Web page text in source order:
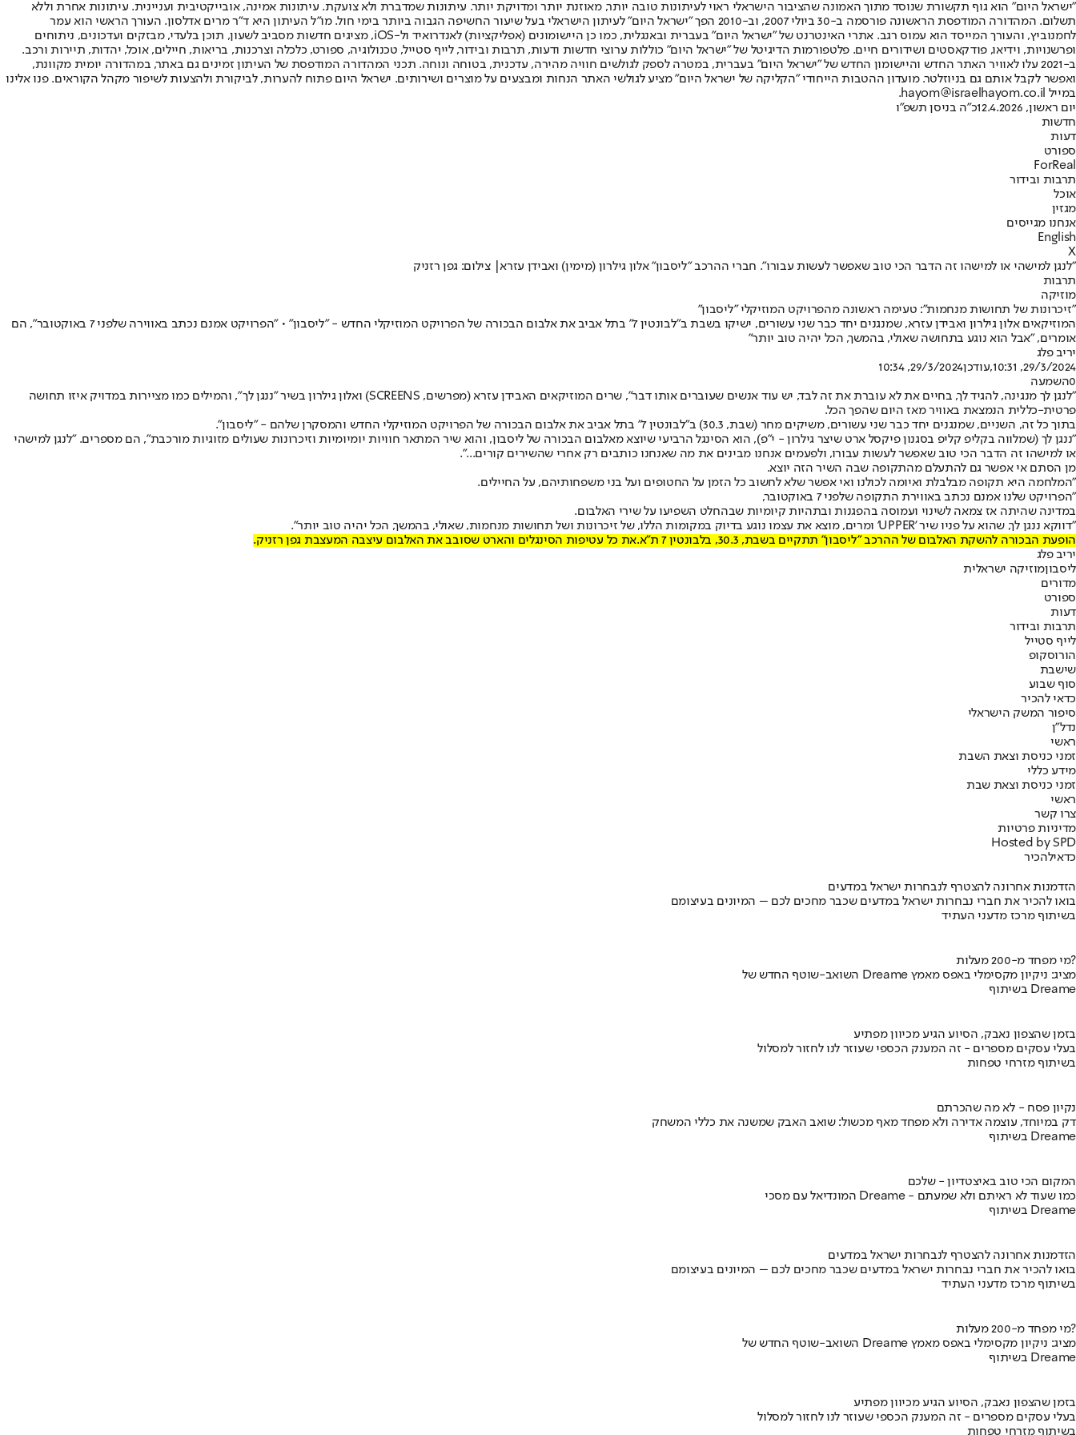
"ישראל היום" הוא גוף תקשורת שנוסד מתוך האמונה שהציבור הישראלי ראוי לעיתונות טובה יותר, מאוזנת יותר ומדויקת יותר. עיתונות שמדברת ולא צועקת. עיתונות אמינה, אובייקטיבית ועניינית. עיתונות אחרת וללא
תשלום. המהדורה המודפסת הראשונה פורסמה ב-30 ביולי 2007, וב-2010 הפך "ישראל היום" לעיתון הישראלי בעל שיעור החשיפה הגבוה ביותר בימי חול. מו"ל העיתון היא ד"ר מרים אדלסון. העורך הראשי הוא עמר
לחמנוביץ, והעורך המייסד הוא עמוס רגב. אתרי האינטרנט של "ישראל היום" בעברית ובאנגלית, כמו כן היישומונים (אפליקציות) לאנדרואיד ול-iOS, מציגים חדשות מסביב לשעון, תוכן בלעדי, מבזקים ועדכונים, ניתוחים
ופרשנויות, וידיאו, פודקאסטים ושידורים חיים. פלטפורמות הדיגיטל של "ישראל היום" כוללות ערוצי חדשות ודעות, תרבות ובידור, לייף סטייל, טכנולוגיה, ספורט, כלכלה וצרכנות, בריאות, חיילים, אוכל, יהדות, תיירות ורכב.
ב-2021 עלו לאוויר האתר החדש והיישומון החדש של "ישראל היום" בעברית, במטרה לספק לגולשים חוויה מהירה, עדכנית, בטוחה ונוחה. תכני המהדורה המודפסת של העיתון זמינים גם באתר, במהדורה יומית מקוונת,
ואפשר לקבל אותם גם בניוזלטר. מועדון ההטבות הייחודי "הקליקה של ישראל היום" מציע לגולשי האתר הנחות ומבצעים על מוצרים ושירותים. ישראל היום פתוח להערות, לביקורת ולהצעות לשיפור מקהל הקוראים. פנו אלינו
במייל hayom@israelhayom.co.il.
יום ראשון, 12.4.2026
כ"ה בניסן תשפ"ו
חדשות
דעות
ספורט
ForReal
תרבות ובידור
אוכל
מגזין
אנחנו מגייסים
English
X
"לנגן למישהי או למישהו זה הדבר הכי טוב שאפשר לעשות עבורו". חברי ההרכב "ליסבון" אלון גילרון (מימין) ואבידן עזרא| צילום: גפן רזניק
תרבות
מוזיקה
"זיכרונות של תחושות מנחמות": טעימה ראשונה מהפרויקט המוזיקלי "ליסבון"
המוזיקאים אלון גילרון ואבידן עזרא, שמנגנים יחד כבר שני עשורים, ישיקו בשבת ב"לבונטין 7" בתל אביב את אלבום הבכורה של הפרויקט המוזיקלי החדש - "ליסבון" • "הפרויקט אמנם נכתב באווירה שלפני 7 באוקטובר", הם
אומרים, "אבל הוא נוגע בתחושה שאולי, בהמשך, הכל יהיה טוב יותר"
יריב פלג
29/3/2024, 10:31
,עודכן29/3/2024, 10:34
0השמעה
"לנגן לך מנגינה, להגיד לך, בחיים את לא עוברת את זה לבד, יש עוד אנשים שעוברים אותו דבר", שרים המוזיקאים האבידן עזרא (מפרשים, SCREENS) ואלון גילרון בשיר "ננגן לך", והמילים כמו מציירות במדויק איזו תחושה
פרטית-כללית הנמצאת באוויר מאז היום שהפך הכל.
בתוך כל זה, השניים, שמנגנים יחד כבר שני עשורים, משיקים מחר (שבת, 30.3) ב"לבונטין 7" בתל אביב את אלבום הבכורה של הפרויקט המוזיקלי החדש והמסקרן שלהם - "ליסבון".
"ננגן לך (שמלווה בקליפ קליפ בסגנון פיקסל ארט שיצר גילרון - י"פ), הוא הסינגל הרביעי שיוצא מאלבום הבכורה של ליסבון, והוא שיר המתאר חוויות יומיומיות וזיכרונות שעולים מזוגיות מורכבת", הם מספרים. "לנגן למישהי
או למישהו זה הדבר הכי טוב שאפשר לעשות עבורו, ולפעמים אנחנו מבינים את מה שאנחנו כותבים רק אחרי שהשירים קורים...".
מן הסתם אי אפשר גם להתעלם מהתקופה שבה השיר הזה יוצא.
"המלחמה היא תקופה מבלבלת ואיומה לכולנו ואי אפשר שלא לחשוב כל הזמן על החטופים ועל בני משפחותיהם, על החיילים.
"הפרויקט שלנו אמנם נכתב באווירת התקופה שלפני 7 באוקטובר,
במדינה שהיתה אז צמאה לשינוי ועמוסה בהפגנות ובתהיות קיומיות שבהחלט השפיעו על שירי האלבום.
"דווקא ננגן לך, שהוא על פניו שיר 'UPPER' ומרים, מוצא את עצמו נוגע בדיוק במקומות הללו, של זיכרונות ושל תחושות מנחמות, שאולי, בהמשך, הכל יהיה טוב יותר".
הופעת הבכורה להשקת האלבום של ההרכב "ליסבון" תתקיים בשבת, 30.3, בלבונטין 7 ת"א.
את כל עטיפות הסינגלים והארט שסובב את האלבום עיצבה המעצבת גפן רזניק.
יריב פלג
ליסבוןמוזיקה ישראלית
מדורים
ספורט
דעות
תרבות ובידור
לייף סטייל
הורוסקופ
שישבת
סוף שבוע
כדאי להכיר
סיפור המשק הישראלי
נדל"ן
ראשי
זמני כניסת וצאת השבת
מידע כללי
זמני כניסת וצאת שבת
ראשי
צרו קשר
מדיניות פרטיות
Hosted by SPD
כדאילהכיר
הזדמנות אחרונה להצטרף לנבחרות ישראל במדעים
בואו להכיר את חברי נבחרות ישראל במדעים שכבר מחכים לכם – המיונים בעיצומם
בשיתוף מרכז מדעני העתיד
מי מפחד מ-200 מעלות?
השואב-שוטף החדש של Dreame מציג: ניקיון מקסימלי באפס מאמץ
בשיתוף Dreame
בזמן שהצפון נאבק, הסיוע הגיע מכיוון מפתיע
בעלי עסקים מספרים - זה המענק הכספי שעוזר לנו לחזור למסלול
בשיתוף מזרחי טפחות
נקיון פסח - לא מה שהכרתם
דק במיוחד, עוצמה אדירה ולא מפחד מאף מכשול: שואב האבק שמשנה את כללי המשחק
בשיתוף Dreame
המקום הכי טוב באיצטדיון - שלכם
המונדיאל עם מסכי Dreame - כמו שעוד לא ראיתם ולא שמעתם
בשיתוף Dreame
הזדמנות אחרונה להצטרף לנבחרות ישראל במדעים
בואו להכיר את חברי נבחרות ישראל במדעים שכבר מחכים לכם – המיונים בעיצומם
בשיתוף מרכז מדעני העתיד
מי מפחד מ-200 מעלות?
השואב-שוטף החדש של Dreame מציג: ניקיון מקסימלי באפס מאמץ
בשיתוף Dreame
בזמן שהצפון נאבק, הסיוע הגיע מכיוון מפתיע
בעלי עסקים מספרים - זה המענק הכספי שעוזר לנו לחזור למסלול
בשיתוף מזרחי טפחות